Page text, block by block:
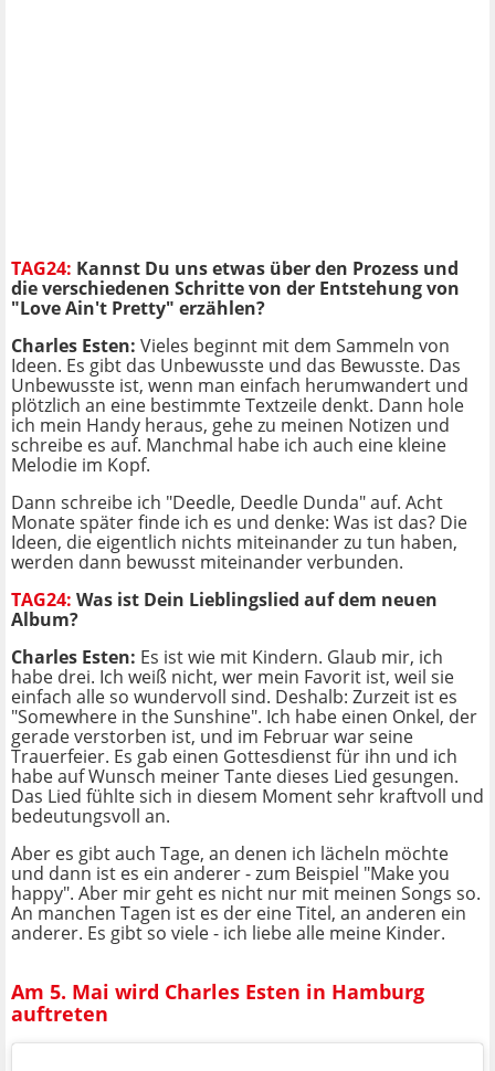
TAG24: Kannst Du uns etwas über den Prozess und
die verschiedenen Schritte von der Entstehung von
"Love Ain't Pretty" erzählen?
Charles Esten: Vieles beginnt mit dem Sammeln von
Ideen. Es gibt das Unbewusste und das Bewusste. Das
Unbewusste ist, wenn man einfach herumwandert und
plötzlich an eine bestimmte Textzeile denkt. Dann hole
ich mein Handy heraus, gehe zu meinen Notizen und
schreibe es auf. Manchmal habe ich auch eine kleine
Melodie im Kopf.
Dann schreibe ich "Deedle, Deedle Dunda" auf. Acht
Monate später finde ich es und denke: Was ist das? Die
Ideen, die eigentlich nichts miteinander zu tun haben,
werden dann bewusst miteinander verbunden.
TAG24: Was ist Dein Lieblingslied auf dem neuen
Album?
Charles Esten: Es ist wie mit Kindern. Glaub mir, ich
habe drei. Ich weiß nicht, wer mein Favorit ist, weil sie
einfach alle so wundervoll sind. Deshalb: Zurzeit ist es
"Somewhere in the Sunshine". Ich habe einen Onkel, der
gerade verstorben ist, und im Februar war seine
Trauerfeier. Es gab einen Gottesdienst für ihn und ich
habe auf Wunsch meiner Tante dieses Lied gesungen.
Das Lied fühlte sich in diesem Moment sehr kraftvoll und
bedeutungsvoll an.
Aber es gibt auch Tage, an denen ich lächeln möchte
und dann ist es ein anderer - zum Beispiel "Make you
happy". Aber mir geht es nicht nur mit meinen Songs so.
An manchen Tagen ist es der eine Titel, an anderen ein
anderer. Es gibt so viele - ich liebe alle meine Kinder.
Am 5. Mai wird Charles Esten in Hamburg
auftreten